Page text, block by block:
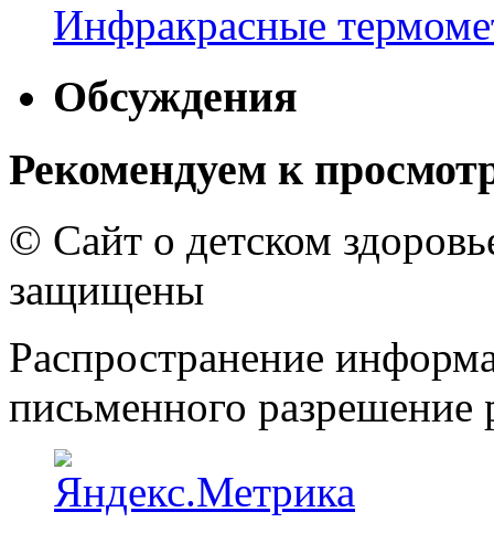
Инфракрасные
Обсуждения
Рекомендуем к
© Сайт о детском
защищены
Распространение
письменного разрешение